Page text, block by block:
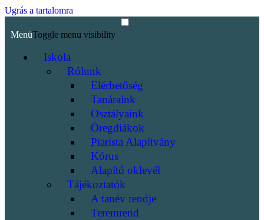
Ugrás a tartalomra
MenüToggle menu visibility
Iskola
Rólunk
Elérhetőség
Tanáraink
Osztályaink
Öregdiákok
Piarista Alapítvány
Kórus
Alapító oklevél
Tájékoztatók
A tanév rendje
Teremrend